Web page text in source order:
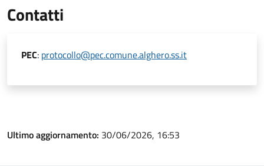
Contatti
PEC: protocollo@pec.comune.alghero.ss.it
Ultimo aggiornamento: 30/06/2026, 16:53